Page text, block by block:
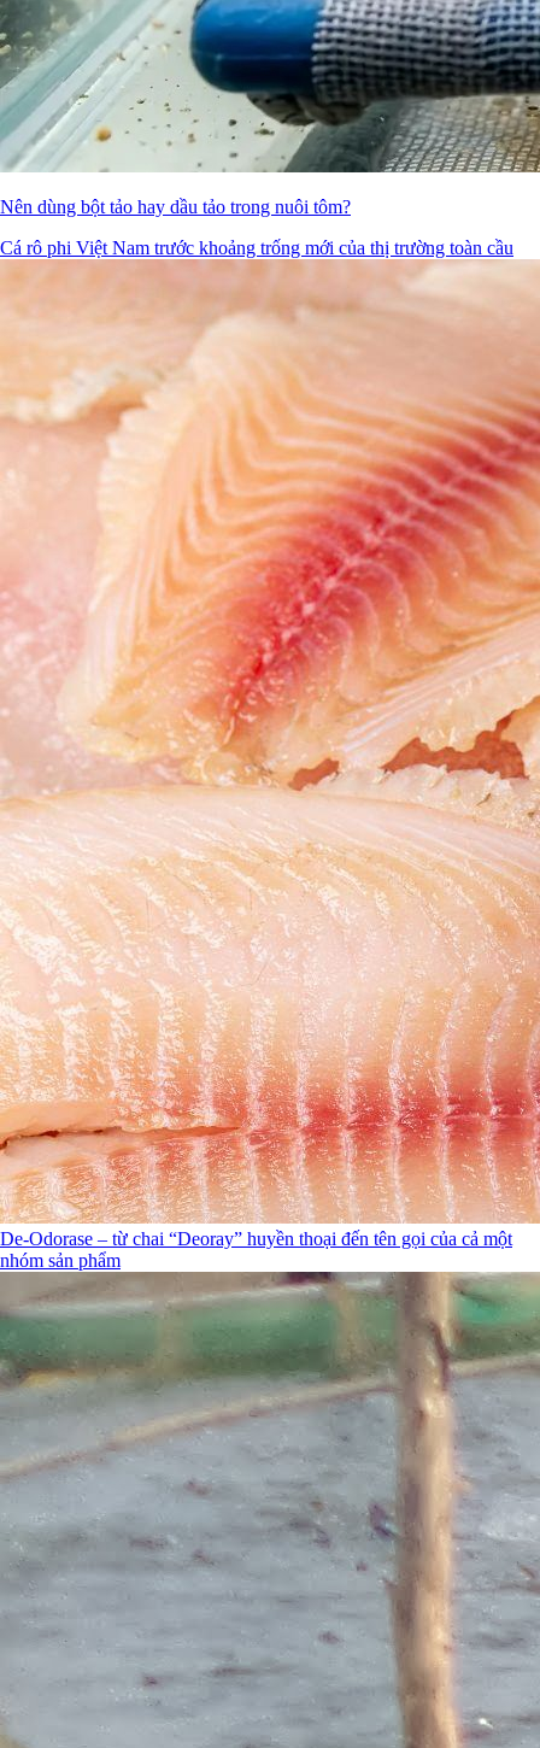
Nên dùng bột tảo hay dầu tảo trong nuôi tôm?
Cá rô phi Việt Nam trước khoảng trống mới của thị trường toàn cầu
De-Odorase – từ chai “Deoray” huyền thoại đến tên gọi của cả một
nhóm sản phẩm